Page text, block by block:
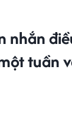
nhắn
tuần